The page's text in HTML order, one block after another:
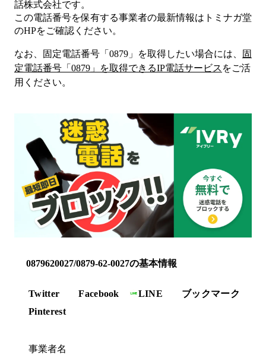
話株式会社です。
この電話番号を保有する事業者の最新情報は トミナガ堂
のHPをご確認ください。
なお、固定電話番号「 0879 」を取得したい場合には、
固
定電話番号「 0879 」を取得できるIP電話サービス をご活
用ください。
0879620027/0879-62-0027の基本情報
Twitter Facebook LINE
ブックマーク
Pinterest
事業者名